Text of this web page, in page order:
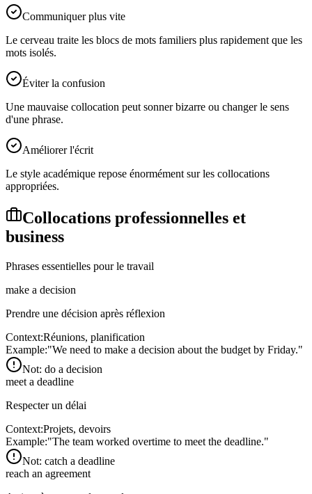
Communiquer plus vite
Le cerveau traite les blocs de mots familiers plus rapidement que les
mots isolés.
Éviter la confusion
Une mauvaise collocation peut sonner bizarre ou changer le sens
d'une phrase.
Améliorer l'écrit
Le style académique repose énormément sur les collocations
appropriées.
Collocations professionnelles et
business
Phrases essentielles pour le travail
make a decision
Prendre une décision après réflexion
Context:Réunions, planification
Example:"We need to make a decision about the budget by Friday."
Not: do a decision
meet a deadline
Respecter un délai
Context:Projets, devoirs
Example:"The team worked overtime to meet the deadline."
Not: catch a deadline
reach an agreement